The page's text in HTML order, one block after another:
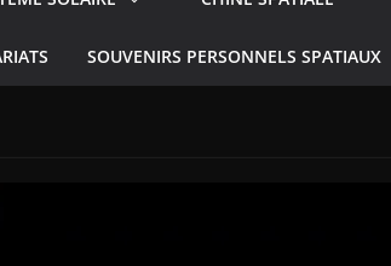
SOUVENIRS PERSONNELS SPATIAUX